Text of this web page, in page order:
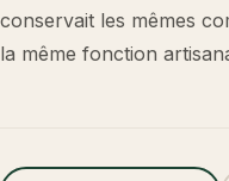
conservait les mêmes
la même fonction